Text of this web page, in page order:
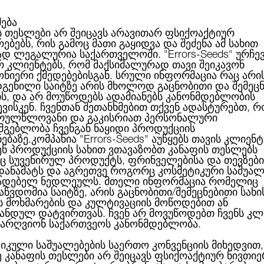
ABOUT US CATEGORIES ᲑᲠᲔᲜᲓᲔᲑᲘ ᲑᲚᲝᲒᲘ
თესლები არ შეიცავს არავითარ ფსიქოაქტიურ
რის გამოც მათი გაყიდვა და შეძენა ამ სახით
ლეგალურია საქართველოში. "Errors-Seeds"
კლიენტებს, რომ მაქსიმალურად თავი შეიკავონ
ქმედებებისგან. სრული ინფორმაცია რაც
საიტზე არის მხოლოდ გაცნობითი და
და არ მოუწოდებს ადამიანებს კანონმდებლობის
ჩვენთან შეთანხმებით თქვენ ადასტურებთ,
და გაკისრიათ პერსონალური
ჩვენგან ნაყიდი პროდუქციის
"Errors-Seeds" აუწყებს თავის
პროდუქციის სახით ვთავაზობთ კანაფის თესლებს
სუვენირულ პროდუქტს, ფრინველებისა და
და აგრეთვე როგორც კოსმეტიკური
ნედლეულს. მთელი ინფორმაცია რომელიც
საიტზე, არის გაცნობითი/შემეცნებითი
მოხმარების და კულტივაციის მოწოდებით ან
დატვირთვას. ჩვენ არ მოვუწოდებთ ჩვენს
საქართვეოს კანონმდებლობა.
საშუალებების საერთო კონვენციის მიხედვით,
კანაფის თესლები არ შეიცავს ფსიქოაქტიურ
ჯიშები
ᲡᲣᲠᲜᲔᲚᲝᲕᲐᲜᲘ ᲯᲘᲨᲔᲑᲘ
გროვერმა, რომელსაც სახლში მოჰყაცს კანაფის იცის, რომ
უფრო ძლიერდება, სუნი, რა თქმა უნდა,
გახდეს თავსატეხი და თავის რკივილის მიზეზი, როგორც
შესამჩნევია ზაფხულის პაპანაქებაში. მცენარე
ამასთან კი გამოიყოფა დიდი რაოდენობით ნივთიერება,
იმისათვის, რომ იპოვოთ ადგილი, სადაც მცენარე იზრდება
ისე სახარბიელოა, როდესაც თქვენს კარადაში დგას 3-5
არ დგას ერთ ადგილას, და ამჟამად, საქართველოში არის
ასეთი მცენარეები პრაქტიკულად უსუნოა, საშუალებას იძლევა